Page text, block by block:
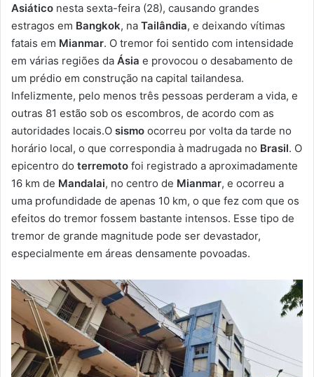
Asiático nesta sexta-feira (28), causando grandes
estragos em Bangkok, na Tailândia, e deixando vítimas
fatais em Mianmar. O tremor foi sentido com intensidade
em várias regiões da Ásia e provocou o desabamento de
um prédio em construção na capital tailandesa.
Infelizmente, pelo menos três pessoas perderam a vida, e
outras 81 estão sob os escombros, de acordo com as
autoridades locais.O sismo ocorreu por volta da tarde no
horário local, o que correspondia à madrugada no Brasil. O
epicentro do terremoto foi registrado a aproximadamente
16 km de Mandalai, no centro de Mianmar, e ocorreu a
uma profundidade de apenas 10 km, o que fez com que os
efeitos do tremor fossem bastante intensos. Esse tipo de
tremor de grande magnitude pode ser devastador,
especialmente em áreas densamente povoadas.